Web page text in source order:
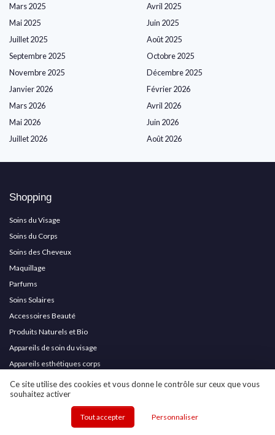
Mars 2025
Avril 2025
Mai 2025
Juin 2025
Juillet 2025
Août 2025
Septembre 2025
Octobre 2025
Novembre 2025
Décembre 2025
Janvier 2026
Février 2026
Mars 2026
Avril 2026
Mai 2026
Juin 2026
Juillet 2026
Août 2026
Shopping
Soins du Visage
Soins du Corps
Soins des Cheveux
Maquillage
Parfums
Soins Solaires
Accessoires Beauté
Produits Naturels et Bio
Appareils de soin du visage
Appareils esthétiques corps
Épilation et lumière pulsée
Dispositifs capillaires technologiques
Manucure et pédicure professionnelles
Coffrets beauté premium
Ce site utilise des cookies et vous donne le contrôle sur ceux que vous
souhaitez activer
Tout accepter Personnaliser